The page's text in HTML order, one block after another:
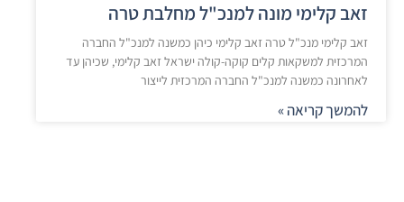
זאב קלימי מונה למנכ"ל מחלבת טרה
זאב קלימי מנכ"ל טרה זאב קלימי כיהן כמשנה למנכ"ל החברה
המרכזית למשקאות קלים קוקה-קולה ישראל זאב קלימי, שכיהן עד
לאחרונה כמשנה למנכ"ל החברה המרכזית לייצור
להמשך קריאה »